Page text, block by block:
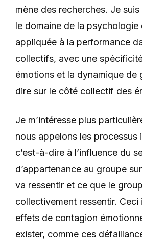
mène des recherches. Je
le domaine de la psychologie
appliquée à la performance
collectifs, avec une
émotions et la dynamique de
dire sur le côté collectif des
Je m’intéresse plus
nous appelons les processus
c’est-à-dire à l’influence du
d’appartenance au groupe
va ressentir et ce que le
collectivement ressentir. Ceci
effets de contagion
exister, comme ces